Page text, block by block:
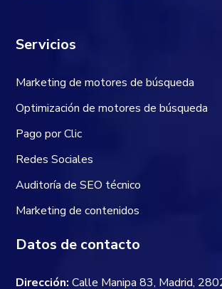
Servicios
Marketing de motores de búsqueda
Optimización de motores de búsqueda
Pago por Clic
Redes Sociales
Auditoría de SEO técnico
Marketing de contenidos
Datos de contacto
Dirección: Calle Manipa 83, Madrid,